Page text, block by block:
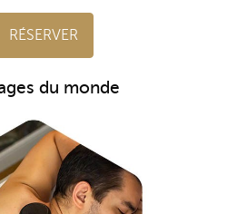
RÉSERVER
du monde